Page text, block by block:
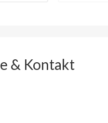
& Kontakt